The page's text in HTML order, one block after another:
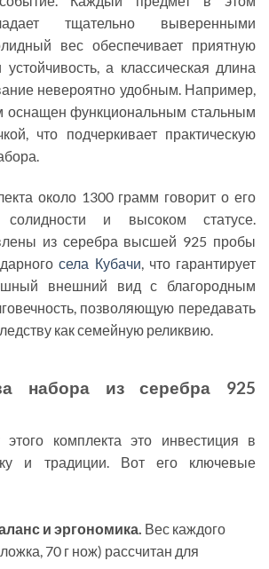
тщательно выверенными
вес обеспечивает приятную
а классическая длина
невероятно удобным. Например,
оснащен функциональным стальным
что подчеркивает практическую
около 1300 грамм говорит о его
солидности и высоком статусе.
из серебра высшей 925 пробы
села Кубачи, что гарантирует
внешний вид с благородным
позволяющую передавать
как семейную реликвию.
набора из серебра 925
комплекта это инвестиция в
и традиции. Вот его ключевые
и эргономика. Вес каждого
70 г нож) рассчитан для